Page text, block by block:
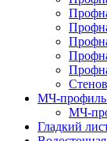
МЧ-профиль
МЧ-
Гладкий